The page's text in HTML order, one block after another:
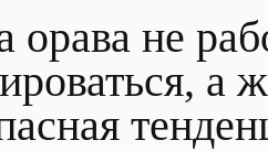
орава не
а